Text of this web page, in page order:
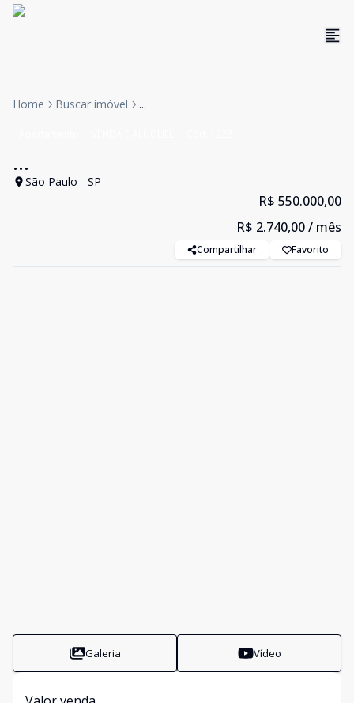
Home Buscar imóvel ...
...
São Paulo - SP
R$ 550.000,00
R$ 2.740,00/ mês
Compartilhar Favorito
Galeria Vídeo